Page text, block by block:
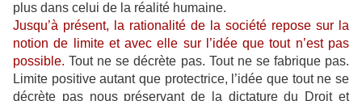
plus dans celui de la réalité humaine.
Jusqu’à présent, la rationalité de la société repose sur la
notion de limite et avec elle sur l’idée que tout n’est pas
possible. Tout ne se décrète pas. Tout ne se fabrique pas.
Limite positive autant que protectrice, l’idée que tout ne se
décrète pas nous préservant de la dictature du Droit et